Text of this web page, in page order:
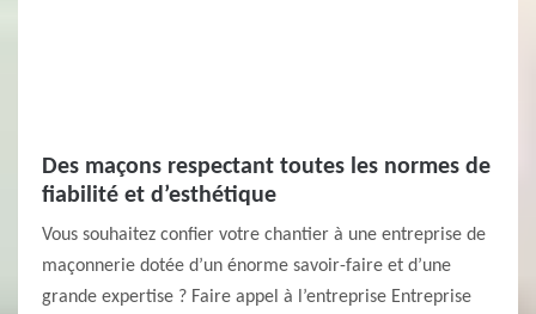
Des maçons respectant toutes les normes de
fiabilité et d’esthétique
Vous souhaitez confier votre chantier à une entreprise de
maçonnerie dotée d’un énorme savoir-faire et d’une
grande expertise ? Faire appel à l’entreprise Entreprise